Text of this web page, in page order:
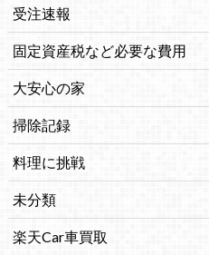
受注速報
固定資産税など必要な費用
大安心の家
掃除記録
料理に挑戦
未分類
楽天Car車買取